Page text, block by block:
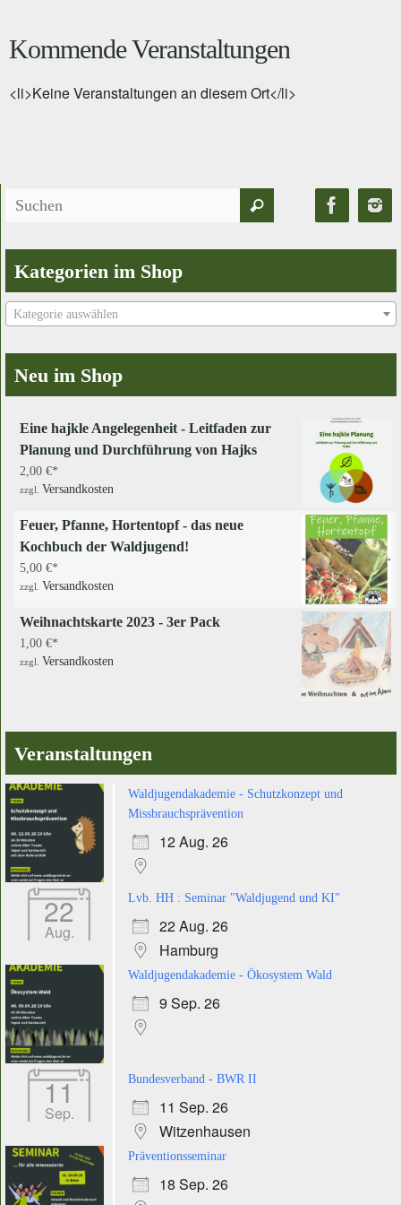
Kommende Veranstaltungen
<li>Keine Veranstaltungen an diesem Ort</li>
Suchen
Kategorien im Shop
Kategorie auswählen
Neu im Shop
Eine hajkle Angelegenheit - Leitfaden zur
Planung und Durchführung von Hajks
2,00 €
zzgl. Versandkosten
Feuer, Pfanne, Hortentopf - das neue
Kochbuch der Waldjugend!
5,00 €
zzgl. Versandkosten
Weihnachtskarte 2023 - 3er Pack
1,00 €
zzgl. Versandkosten
Veranstaltungen
Waldjugendakademie - Schutzkonzept und
Missbrauchsprävention
12 Aug. 26
22
Aug.
Lvb. HH : Seminar "Waldjugend und KI"
22 Aug. 26
Hamburg
Waldjugendakademie - Ökosystem Wald
9 Sep. 26
11
Sep.
Bundesverband - BWR II
11 Sep. 26
Witzenhausen
Präventionsseminar
18 Sep. 26